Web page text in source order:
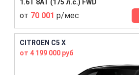
1.6T 8AT (175 л.с.) FWD
от 70 001 р/мес
CITROEN C5 X
от 4 199 000 руб